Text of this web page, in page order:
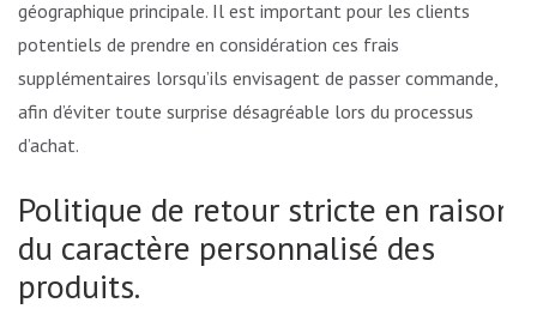
géographique principale. Il est important pour les clients
potentiels de prendre en considération ces frais
supplémentaires lorsqu’ils envisagent de passer commande,
afin d’éviter toute surprise désagréable lors du processus
d’achat.
Politique de retour stricte en raison
du caractère personnalisé des
produits.